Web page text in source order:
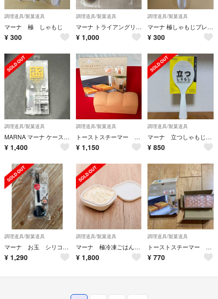
調理道具/製菓道具
マーナ 極 しゃもじ
¥ 300
調理道具/製菓道具
マーナ トライアングリップ シリコーン調理スプーンS
¥ 1,000
調理道具/製菓道具
マーナ 極しゃもじプレミアム クリア
¥ 300
調理道具/製菓道具
MARNA マーナ ケース入り 立つしゃもじ プレミアムクリア
¥ 1,400
調理道具/製菓道具
トーストスチーマー (株)マーナ
¥ 1,150
調理道具/製菓道具
マーナ 立つしゃもじ ホワイト
¥ 850
調理道具/製菓道具
マーナ お玉 シリコン Sサイズ
¥ 1,290
調理道具/製菓道具
マーナ 極冷凍ごはん容器
¥ 1,800
調理道具/製菓道具
トーストスチーマー マーナ
¥ 770